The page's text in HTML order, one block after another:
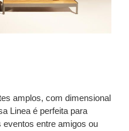
amplos, com dimensional
Linea é perfeita para
entre amigos ou